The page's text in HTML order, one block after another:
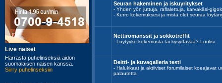
Seuran hakeminen ja iskuyritykset
- Yhden yön juttuja, raflalettuja, karvakäsi-
- Kerro kokemuksesi ja mistä olet seuraa
Nettiromanssit ja sokkotreffit
- Löytyykö kokemusta tai kysyttävää? Luulisi.
Deitti- ja kuvagalleria testi
- Halukkaat ja aktiiviset forumilaiset koeajavat
palautetta